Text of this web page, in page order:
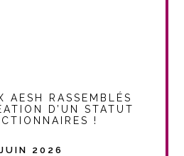
AESH RASSEMBLÉS
D’UN STATUT
!
2026